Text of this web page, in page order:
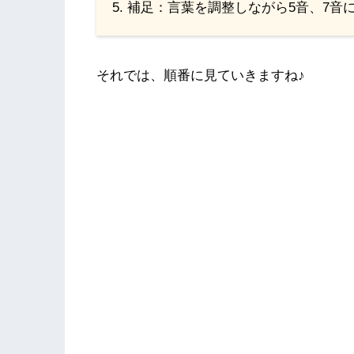
補足：言葉を調整しながら5音、7音
それでは、順番に見ていきますね♪